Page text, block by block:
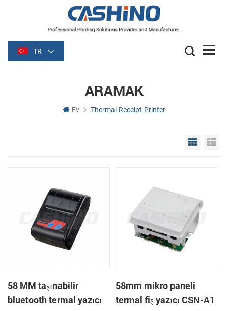
TR
ARAMAK
Ev Thermal-Receipt-Printer
Grid
58 MM taşınabilir
bluetooth termal yazıcı
58mm mikro paneli
termal fiş yazıcı CSN-A1